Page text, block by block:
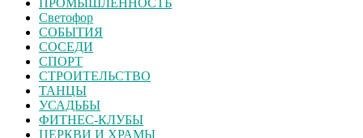
ПРОМЫШЛЕННОСТЬ
Светофор
СОБЫТИЯ
СОСЕДИ
СПОРТ
СТРОИТЕЛЬСТВО
ТАНЦЫ
УСАДЬБЫ
ФИТНЕС-КЛУБЫ
ЦЕРКВИ И ХРАМЫ